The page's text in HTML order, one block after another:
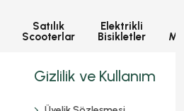
Satılık
Scooterlar
Elektrikli
Bisikletler
Gizlilik ve Kullanım